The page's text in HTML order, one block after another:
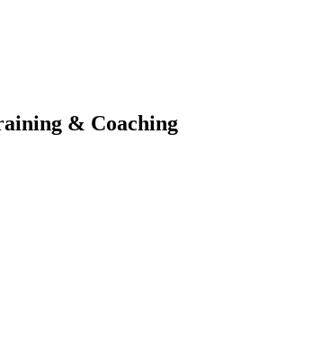
& Coaching